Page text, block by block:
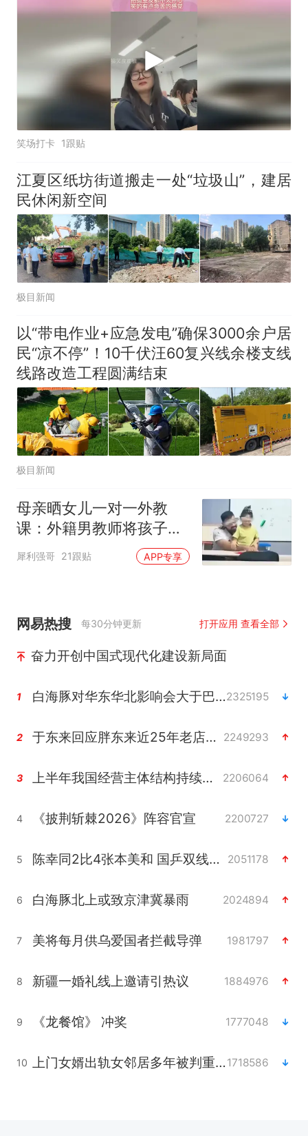
笑场打卡 1跟贴
江夏区纸坊街道搬走一处“垃圾山”，建居
民休闲新空间
极目新闻
以“带电作业+应急发电”确保3000余户居
民“凉不停”！10千伏汪60复兴线余楼支线
线路改造工程圆满结束
极目新闻
母亲晒女儿一对一外教
课：外籍男教师将孩子搂
在怀中授课，网友提醒不
妥反被回怼 “你心太脏”
犀利强哥 21跟贴 APP专享
网易热搜 每30分钟更新 打开应用 查看全部
奋力开创中国式现代化建设新局面
1 白海豚对华东华北影响会大于巴威2325195
2 于东来回应胖东来近25年老店年底关闭 2249293
3 上半年我国经营主体结构持续优化 2206064
4 《披荆斩棘2026》阵容官宣 2200727
5 陈幸同2比4张本美和 国乒双线丢冠 2051178
6 白海豚北上或致京津冀暴雨 2024894
7 美将每月供乌爱国者拦截导弹 1981797
8 新疆一婚礼线上邀请引热议 1884976
9 《龙餐馆》 冲奖 1777048
10 上门女婿出轨女邻居多年被判重婚罪1718586